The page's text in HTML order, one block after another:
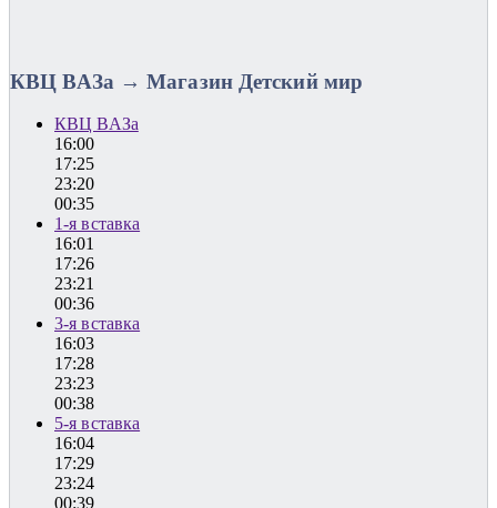
КВЦ ВАЗа → Магазин Детский мир
КВЦ ВАЗа
16:00
17:25
23:20
00:35
1-я вставка
16:01
17:26
23:21
00:36
3-я вставка
16:03
17:28
23:23
00:38
5-я вставка
16:04
17:29
23:24
00:39